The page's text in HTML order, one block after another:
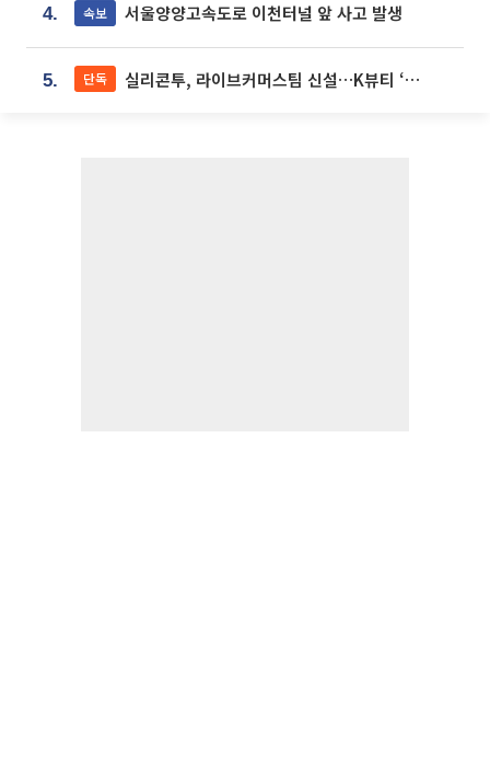
4. 속보 서울양양고속도로 이천터널 앞 사고 발생
5. 단독 실리콘투, 라이브커머스팀 신설…K뷰티 ‘글로벌 판매망’ 확대[K뷰티 라방戰]